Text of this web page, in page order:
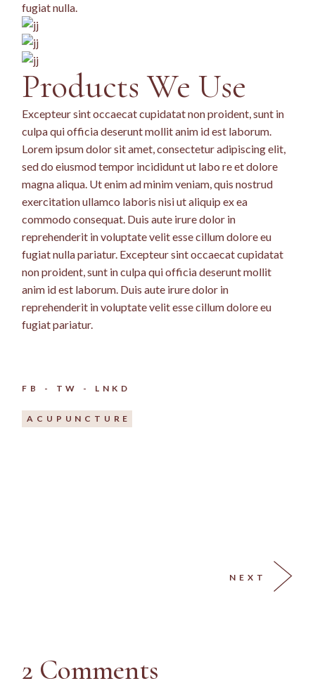
fugiat nulla.
Products We Use
Excepteur sint occaecat cupidatat non proident, sunt in
culpa qui officia deserunt mollit anim id est laborum.
Lorem ipsum dolor sit amet, consectetur adipiscing elit,
sed do eiusmod tempor incididunt ut labo re et dolore
magna aliqua. Ut enim ad minim veniam, quis nostrud
exercitation ullamco laboris nisi ut aliquip ex ea
commodo consequat. Duis aute irure dolor in
reprehenderit in voluptate velit esse cillum dolore eu
fugiat nulla pariatur. Excepteur sint occaecat cupidatat
non proident, sunt in culpa qui officia deserunt mollit
anim id est laborum. Duis aute irure dolor in
reprehenderit in voluptate velit esse cillum dolore eu
fugiat pariatur.
FB TW LNKD
ACUPUNCTURE
NEXT
2 Comments